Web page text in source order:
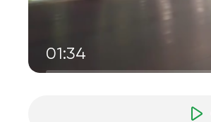
01:34